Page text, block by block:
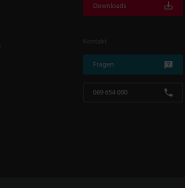
Downloads
Kontakt
Fragen
069 654 000